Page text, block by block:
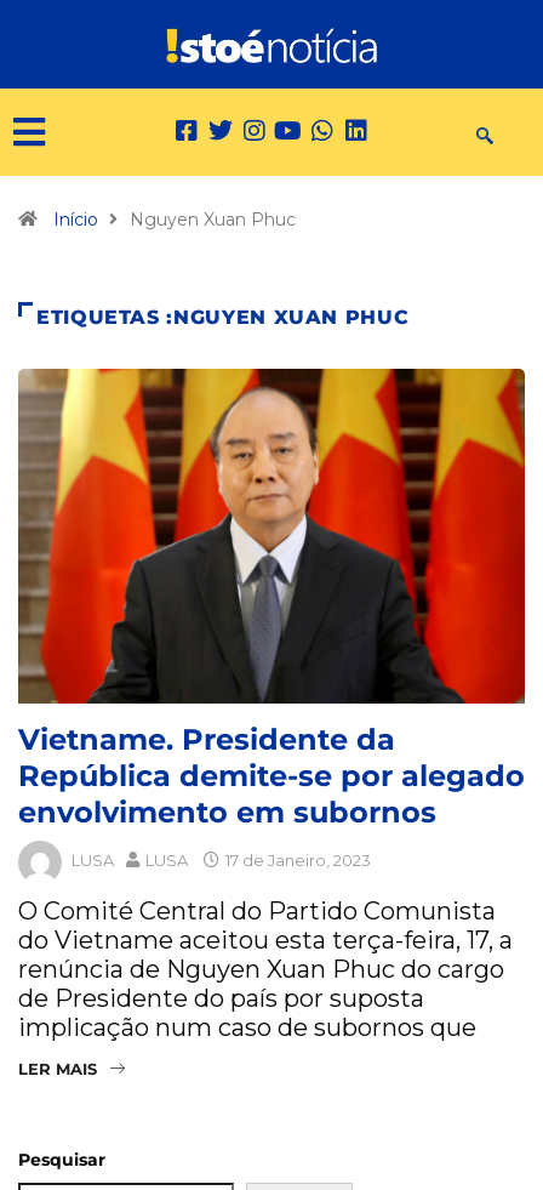
Início Nguyen Xuan Phuc
ETIQUETAS :NGUYEN XUAN PHUC
Vietname. Presidente da
República demite-se por alegado
envolvimento em subornos
LUSA LUSA 17 de Janeiro, 2023
O Comité Central do Partido Comunista
do Vietname aceitou esta terça-feira, 17, a
renúncia de Nguyen Xuan Phuc do cargo
de Presidente do país por suposta
implicação num caso de subornos que
LER MAIS
Pesquisar